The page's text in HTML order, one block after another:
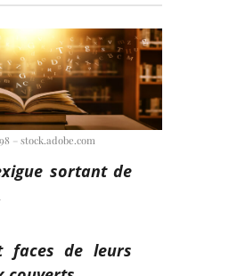
– stock.adobe.com
sortant de
faces de leurs